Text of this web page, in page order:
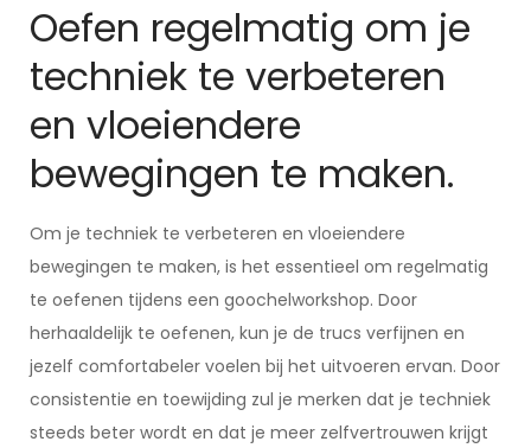
Oefen regelmatig om je
techniek te verbeteren
en vloeiendere
bewegingen te maken.
Om je techniek te verbeteren en vloeiendere
bewegingen te maken, is het essentieel om regelmatig
te oefenen tijdens een goochelworkshop. Door
herhaaldelijk te oefenen, kun je de trucs verfijnen en
jezelf comfortabeler voelen bij het uitvoeren ervan. Door
consistentie en toewijding zul je merken dat je techniek
steeds beter wordt en dat je meer zelfvertrouwen krijgt